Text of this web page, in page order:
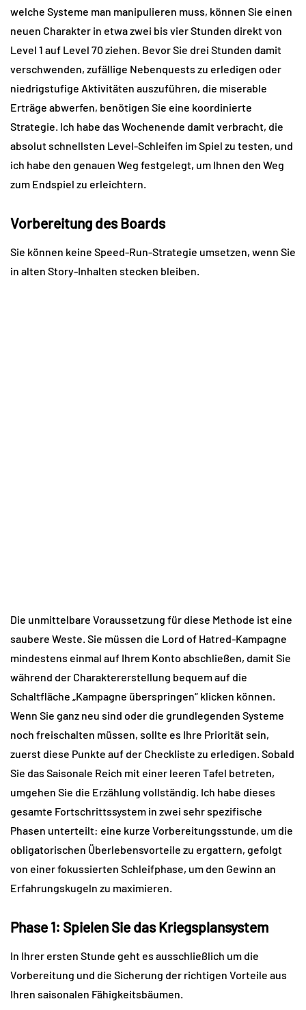
welche Systeme man manipulieren muss, können Sie einen
neuen Charakter in etwa zwei bis vier Stunden direkt von
Level 1 auf Level 70 ziehen. Bevor Sie drei Stunden damit
verschwenden, zufällige Nebenquests zu erledigen oder
niedrigstufige Aktivitäten auszuführen, die miserable
Erträge abwerfen, benötigen Sie eine koordinierte
Strategie. Ich habe das Wochenende damit verbracht, die
absolut schnellsten Level-Schleifen im Spiel zu testen, und
ich habe den genauen Weg festgelegt, um Ihnen den Weg
zum Endspiel zu erleichtern.
Vorbereitung des Boards
Sie können keine Speed-Run-Strategie umsetzen, wenn Sie
in alten Story-Inhalten stecken bleiben.
Die unmittelbare Voraussetzung für diese Methode ist eine
saubere Weste. Sie müssen die Lord of Hatred-Kampagne
mindestens einmal auf Ihrem Konto abschließen, damit Sie
während der Charaktererstellung bequem auf die
Schaltfläche „Kampagne überspringen“ klicken können.
Wenn Sie ganz neu sind oder die grundlegenden Systeme
noch freischalten müssen, sollte es Ihre Priorität sein,
zuerst diese Punkte auf der Checkliste zu erledigen. Sobald
Sie das Saisonale Reich mit einer leeren Tafel betreten,
umgehen Sie die Erzählung vollständig. Ich habe dieses
gesamte Fortschrittssystem in zwei sehr spezifische
Phasen unterteilt: eine kurze Vorbereitungsstunde, um die
obligatorischen Überlebensvorteile zu ergattern, gefolgt
von einer fokussierten Schleifphase, um den Gewinn an
Erfahrungskugeln zu maximieren.
Phase 1: Spielen Sie das Kriegsplansystem
In Ihrer ersten Stunde geht es ausschließlich um die
Vorbereitung und die Sicherung der richtigen Vorteile aus
Ihren saisonalen Fähigkeitsbäumen.